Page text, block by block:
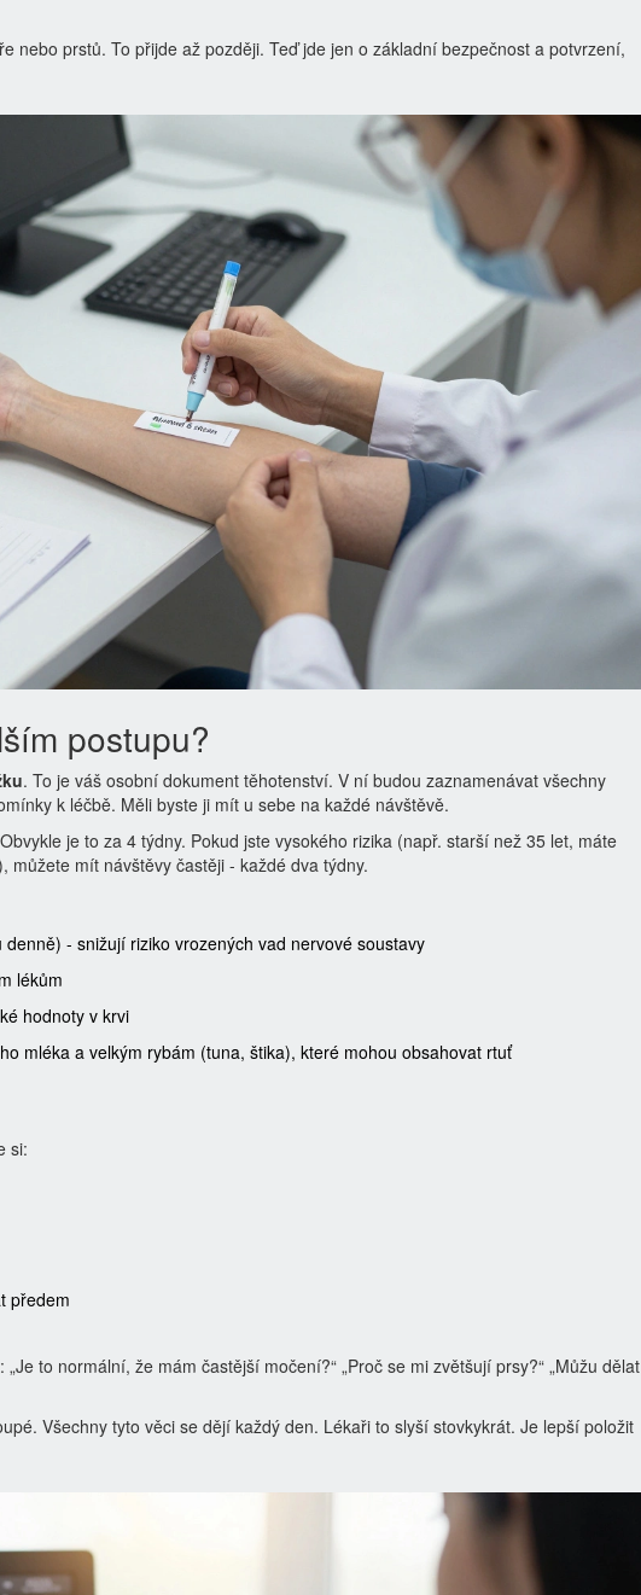
nebo prstů. To přijde až později. Teď jde jen o základní bezpečnost a potvrzení,
postupu?
. To je váš osobní dokument těhotenství. V ní budou zaznamenávat všechny
k léčbě. Měli byste ji mít u sebe na každé návštěvě.
je to za 4 týdny. Pokud jste vysokého rizika (např. starší než 35 let, máte
mít návštěvy častěji - každé dva týdny.
- snižují riziko vrozených vad nervové soustavy
lékům
hodnoty v krvi
mléka a velkým rybám (tuna, štika), které mohou obsahovat rtuť
si:
předem
to normální, že mám častější močení?“ „Proč se mi zvětšují prsy?“ „Můžu dělat
Všechny tyto věci se dějí každý den. Lékaři to slyší stovkykrát. Je lepší položit